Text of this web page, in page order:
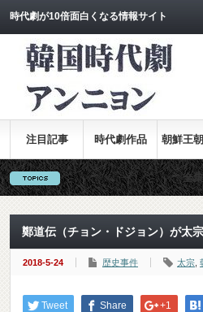
時代劇が10倍面白くなる情報サイト
注目記事 時代劇作品 朝鮮王
全
鄭道伝（チョン・ドジョン）が太
2018-5-24 歴史事件 太宗
Tweet Share +1